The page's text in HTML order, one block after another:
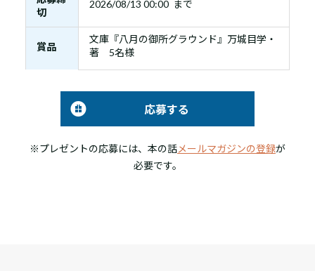
切
2026/08/13 00:00 まで
賞品
文庫『八月の御所グラウンド』万城目学・
著 5名様
応募する
※プレゼントの応募には、本の話メールマガジンの登録が
必要です。